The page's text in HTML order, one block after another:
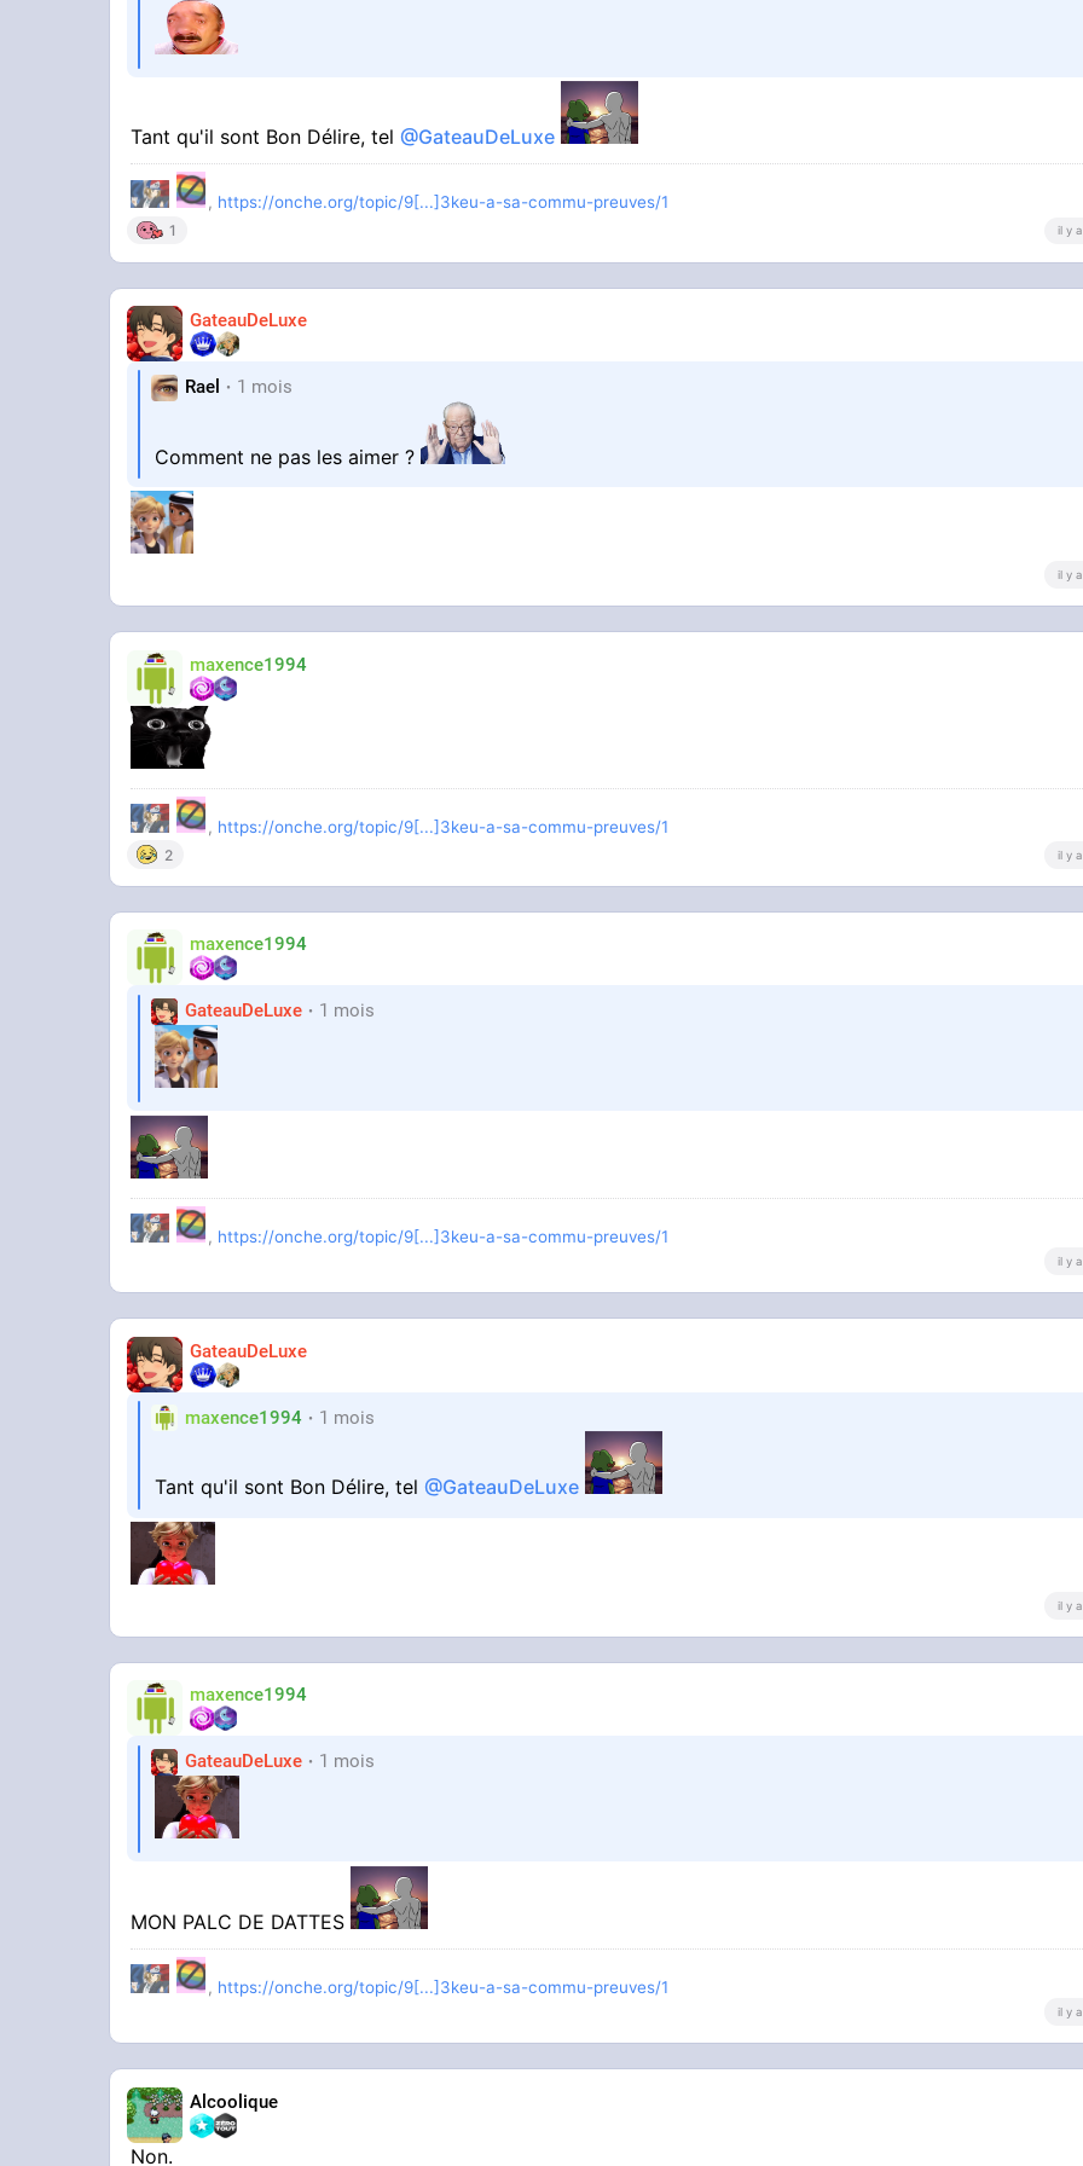
Tant qu'il sont Bon Délire, tel@GateauDeLuxe
, https://onche.org/topic/9[...]3keu-a-sa-commu-preuves/1
1 il y
GateauDeLuxe
Rael 1 mois
Comment ne pas les aimer ?
il y
maxence1994
, https://onche.org/topic/9[...]3keu-a-sa-commu-preuves/1
2 il y
maxence1994
GateauDeLuxe 1 mois
, https://onche.org/topic/9[...]3keu-a-sa-commu-preuves/1
il y
GateauDeLuxe
maxence1994 1 mois
Tant qu'il sont Bon Délire, tel@GateauDeLuxe
il y
maxence1994
GateauDeLuxe 1 mois
MON PALC DE DATTES
, https://onche.org/topic/9[...]3keu-a-sa-commu-preuves/1
il y
Alcoolique
Non.